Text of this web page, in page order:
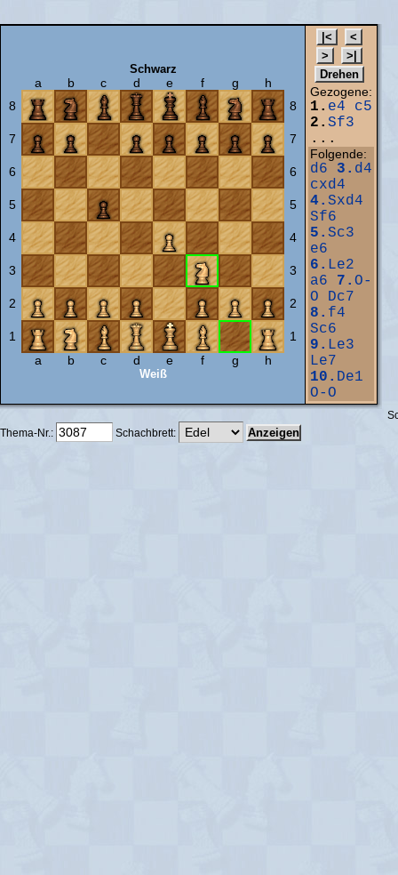
Schwarz
a b c d e f g
h
8
8
7 7
6 6
5 5
4 4
3 3
2 2
1
1
a
b c d e f g h
Weiß
Gezogene:
1. e4
c5
2. Sf3
...
Folgende:
d6 3. d4
cxd4
4. Sxd4
Sf6
5. Sc3
e6
6. Le2
a6
7. O-
O
Dc7
8. f4
Sc6
9. Le3
Le7
10. De1
O-O
Thema-Nr.:
Schachbrett: